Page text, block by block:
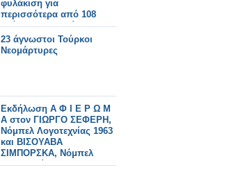
φυλάκιση για
περισσότερα από 108
χρόνια για δυστύχημα
που άφησε πίσω του 25
νεκρούς
23 άγνωστοι Τούρκοι
Νεομάρτυρες
Εκδήλωση Α Φ Ι Ε Ρ Ω Μ
Α στον ΓΙΩΡΓΟ ΣΕΦΕΡΗ,
Νόμπελ Λογοτεχνίας 1963
και ΒΙΣΟΥΑΒΑ
ΣΙΜΠΟΡΣΚΑ, Νόμπελ
Λογοτεχνίας 1996